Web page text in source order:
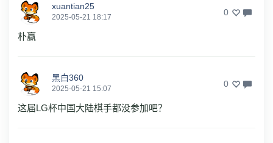
xuantian25
2025-05-21 18:17 0
朴赢
黑白360
2025-05-21 15:07 0
这届LG杯中国大陆棋手都没参加吧？